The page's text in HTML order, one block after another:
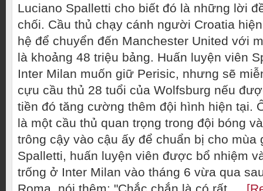
Luciano Spalletti cho biết đó là những lời
chối. Cầu thủ chạy cánh người Croatia
hệ để chuyển đến Manchester United với
là khoảng 48 triệu bảng. Huấn luyện viên
Inter Milan muốn giữ Perisic, nhưng sẽ
cựu cầu thủ 28 tuổi của Wolfsburg nếu
tiền đó tăng cường thêm đội hình hiện tại.
là một cầu thủ quan trọng trong đội bóng
trông cậy vào cậu ấy để chuẩn bị cho mùa
Spalletti, huấn luyện viên được bổ nhiệm
trống ở Inter Milan vào tháng 6 vừa qua